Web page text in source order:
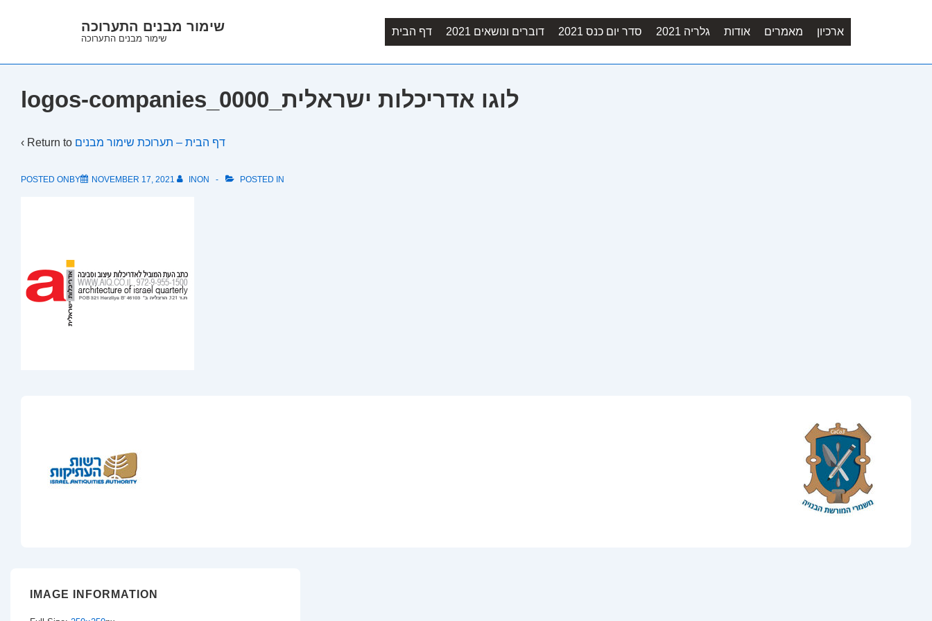
Main
שימור מבנים התערוכה
שימור מבנים התערוכה
Main
Navigation
דף הבית דוברים ונושאים 2021 סדר יום כנס 2021 גלריה 2021 אודות מאמרים ארכיון
logos-companies_0000_לוגו אדריכלות ישראלית
‹ Return to דף הבית – תערוכת שימור מבנים
POSTED ONBY NOVEMBER 17, 2021 INON POSTED IN
IMAGE INFORMATION